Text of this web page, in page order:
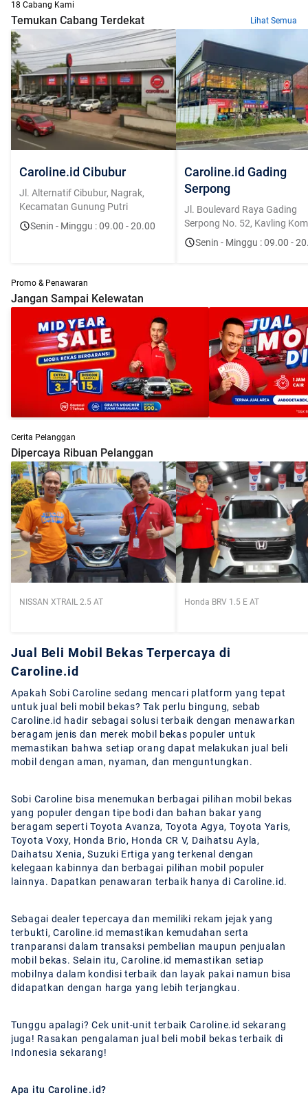
18 Cabang Kami
Temukan Cabang Terdekat Lihat Semua
Caroline.id Cibubur
Jl. Alternatif Cibubur, Nagrak,
Kecamatan Gunung Putri
Senin - Minggu : 09.00 - 20.00
Caroline.id Gading
Serpong
Jl. Boulevard Raya Gading
Serpong No. 52, Kavling
Bolsena, Curug Sangereng,
Klp. Dua, Tangerang, Banten
Senin - Minggu : 09.00 -
Promo & Penawaran
Jangan Sampai Kelewatan
Cerita Pelanggan
Dipercaya Ribuan Pelanggan
NISSAN XTRAIL 2.5 AT Honda BRV 1.5 E AT
Jual Beli Mobil Bekas Terpercaya di
Caroline.id
Apakah Sobi Caroline sedang mencari platform yang tepat
untuk jual beli mobil bekas? Tak perlu bingung, sebab
Caroline.id hadir sebagai solusi terbaik dengan menawarkan
beragam jenis dan merek mobil bekas populer untuk
memastikan bahwa setiap orang dapat melakukan jual beli
mobil dengan aman, nyaman, dan menguntungkan.
Sobi Caroline bisa menemukan berbagai pilihan mobil bekas
yang populer dengan tipe bodi dan bahan bakar yang
beragam seperti Toyota Avanza, Toyota Agya, Toyota Yaris,
Toyota Voxy, Honda Brio, Honda CR V, Daihatsu Ayla,
Daihatsu Xenia, Suzuki Ertiga yang terkenal dengan
kelegaan kabinnya dan berbagai pilihan mobil populer
lainnya. Dapatkan penawaran terbaik hanya di Caroline.id.
Sebagai dealer tepercaya dan memiliki rekam jejak yang
terbukti, Caroline.id memastikan kemudahan serta
tranparansi dalam transaksi pembelian maupun penjualan
mobil bekas. Selain itu, Caroline.id memastikan setiap
mobilnya dalam kondisi terbaik dan layak pakai namun bisa
didapatkan dengan harga yang lebih terjangkau.
Tunggu apalagi? Cek unit-unit terbaik Caroline.id sekarang
juga! Rasakan pengalaman jual beli mobil bekas terbaik di
Indonesia sekarang!
Apa itu Caroline.id?